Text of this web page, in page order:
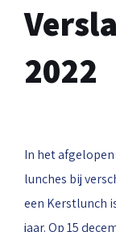
2022
In het
lunches bij
een Kerstlunch
jaar. Op 15